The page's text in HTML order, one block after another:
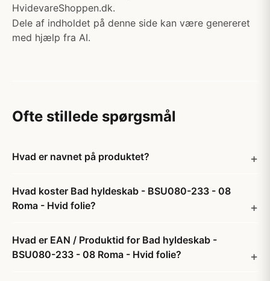
HvidevareShoppen.dk.
Dele af indholdet på denne side kan være genereret
med hjælp fra AI.
Ofte stillede spørgsmål
Hvad er navnet på produktet?
Hvad koster Bad hyldeskab - BSU080-233 - 08
Roma - Hvid folie?
Hvad er EAN / Produktid for Bad hyldeskab -
BSU080-233 - 08 Roma - Hvid folie?